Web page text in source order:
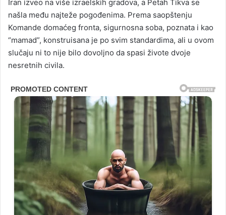
Iran izveo na više izraelskih gradova, a Petah Tikva se
našla među najteže pogođenima. Prema saopštenju
Komande domaćeg fronta, sigurnosna soba, poznata i kao
“mamad”, konstruisana je po svim standardima, ali u ovom
slučaju ni to nije bilo dovoljno da spasi živote dvoje
nesretnih civila.